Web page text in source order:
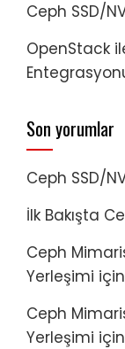
Ceph SSD/
OpenStack
Son yorumlar
Ceph SSD/
İlk Bakışta
Ceph
Yerleşimi için
Ceph
Yerleşimi için